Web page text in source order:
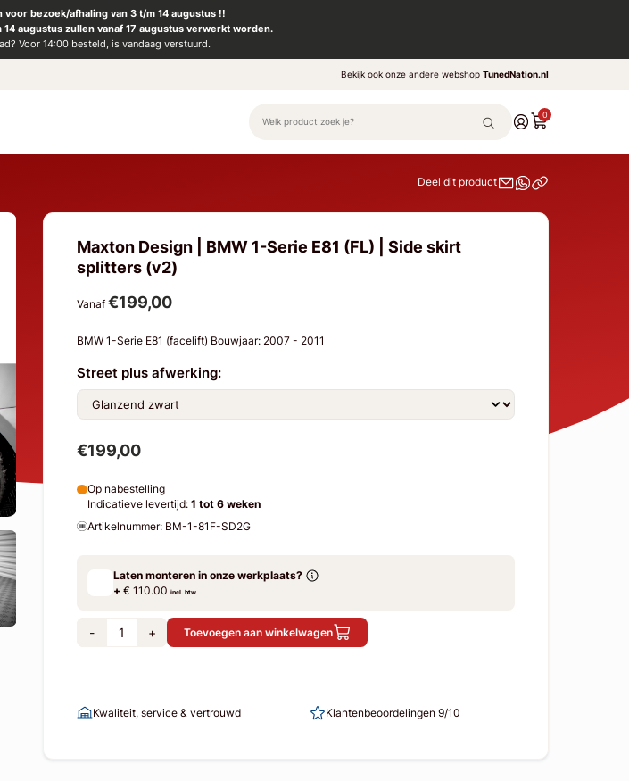
bezoek/afhaling van 3 t/m 14 augustus !!
augustus zullen vanaf 17 augustus verwerkt worden.
Voor 14:00 besteld, is vandaag verstuurd.
Bekijk ook onze andere webshopTunedNation.nl
0
Deel dit product
Maxton Design | BMW 1-Serie E81 (FL) | Side skirt
splitters (v2)
Vanaf €199,00
BMW 1-Serie E81 (facelift) Bouwjaar: 2007 - 2011
Street plus afwerking:
€199,00
Op nabestelling
Indicatieve levertijd: 1 tot 6 weken
Artikelnummer: BM-1-81F-SD2G
Laten monteren in onze werkplaats?
+€ 110.00 incl. btw
- + Toevoegen aan winkelwagen
Kwaliteit, service & vertrouwd Klantenbeoordelingen 9/10